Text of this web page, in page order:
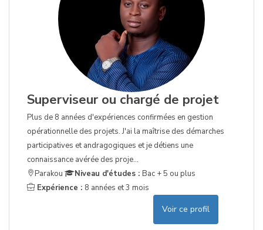
Superviseur ou chargé de projet
Plus de 8 années d'expériences confirmées en gestion
opérationnelle des projets. J'ai la maîtrise des démarches
participatives et andragogiques et je détiens une
connaissance avérée des proje...
Parakou
Niveau d'études : Bac + 5 ou plus
Expérience : 8 années et 3 mois
Voir ce profil